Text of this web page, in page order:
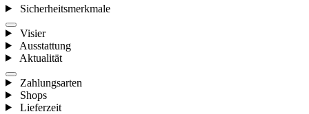
Sicherheitsmerkmale
Visier
Ausstattung
Aktualität
Zahlungsarten
Shops
Lieferzeit